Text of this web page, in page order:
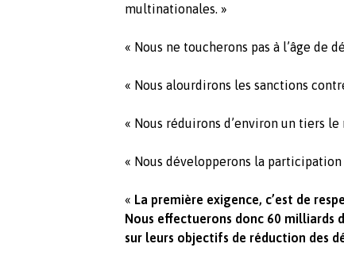
multinationales. »
« Nous ne toucherons pas à l’âge de
« Nous alourdirons les sanctions
« Nous réduirons d’environ un tiers
« Nous développerons la participation
« La première exigence, c’est de
Nous effectuerons donc 60 milliards
sur leurs objectifs de réduction des